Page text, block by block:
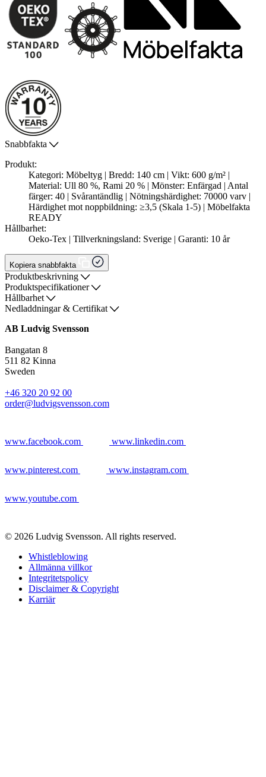
Snabbfakta
Produkt:
Kategori: Möbeltyg | Bredd: 140 cm | Vikt: 600 g/m² |
Material: Ull 80 %, Rami 20 % | Mönster: Enfärgad | Antal
färger: 40 | Svårantändlig | Nötningshärdighet: 70000 varv |
Härdighet mot noppbildning: ≥3,5 (Skala 1-5) | Möbelfakta
READY
Hållbarhet:
Oeko-Tex | Tillverkningsland: Sverige | Garanti: 10 år
Kopiera snabbfakta
Produktbeskrivning
Produktspecifikationer
Hållbarhet
Nedladdningar & Certifikat
AB Ludvig Svensson
Bangatan 8
511 82 Kinna
Sweden
+46 320 20 92 00
order@ludvigsvensson.com
www.facebook.com www.linkedin.com
www.pinterest.com www.instagram.com
www.youtube.com
© 2026 Ludvig Svensson. All rights reserved.
Whistleblowing
Allmänna villkor
Integritetspolicy
Disclaimer & Copyright
Karriär